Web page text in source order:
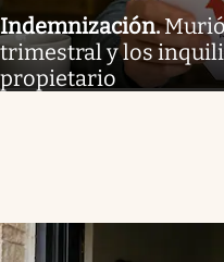
Indemnización.
trimestral y los
propietario